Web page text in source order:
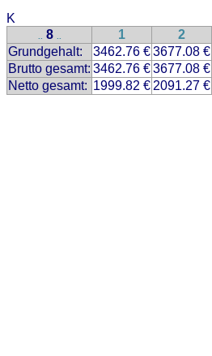
K
.. 8 .. 1 2
Grundgehalt:
3462.76 €3677.08 €
Brutto gesamt: 3462.76 €3677.08 €
Netto gesamt: 1999.82 € 2091.27 €